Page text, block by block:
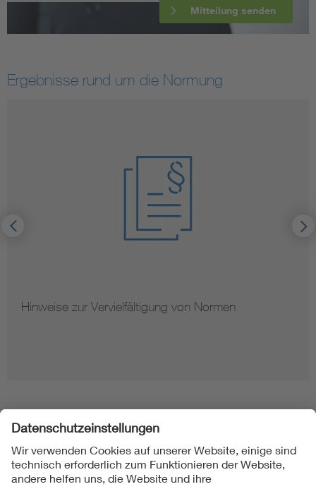
Mitteilung senden
Ergebnisse rund um die Normung
Hinweise zur Vervielfältigung von Normen
Folgen Sie uns